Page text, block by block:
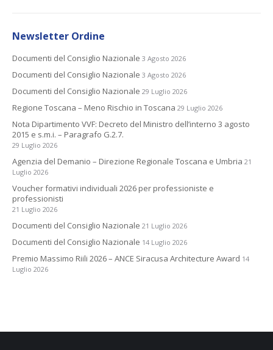
Newsletter Ordine
Documenti del Consiglio Nazionale 3 Agosto 2026
Documenti del Consiglio Nazionale 3 Agosto 2026
Documenti del Consiglio Nazionale 29 Luglio 2026
Regione Toscana – Meno Rischio in Toscana 29 Luglio 2026
Nota Dipartimento VVF: Decreto del Ministro dell’interno 3 agosto
2015 e s.m.i. – Paragrafo G.2.7.
29 Luglio 2026
Agenzia del Demanio – Direzione Regionale Toscana e Umbria 21
Luglio 2026
Voucher formativi individuali 2026 per professioniste e
professionisti
21 Luglio 2026
Documenti del Consiglio Nazionale 21 Luglio 2026
Documenti del Consiglio Nazionale 14 Luglio 2026
Premio Massimo Riili 2026 – ANCE Siracusa Architecture Award 14
Luglio 2026